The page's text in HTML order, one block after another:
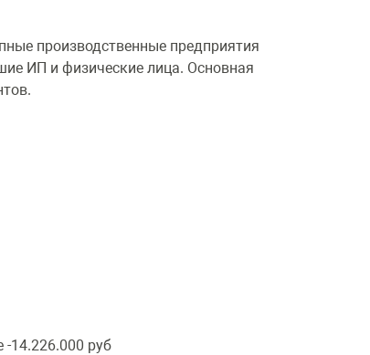
производственные предприятия
ИП и физические лица. Основная
14.226.000 руб